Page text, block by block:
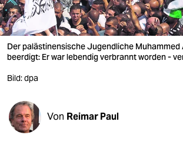
wahrheit
verlag
verlag
veranstaltungen
shop
fragen & hilfe
Der palästinensische Jugendliche Muhammed
beerdigt: Er war lebendig verbrannt worden -
Bild: dpa
Von Reimar Paul